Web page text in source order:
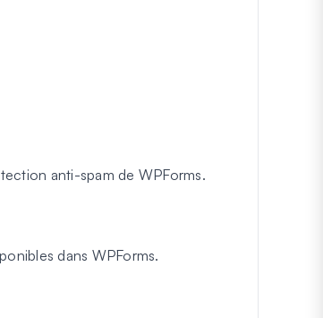
anti-spam de WPForms.
dans WPForms.